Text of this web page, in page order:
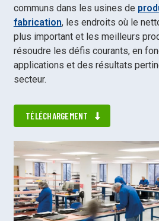
communs dans les usines de
fabrication, les endroits où le
plus important et les meilleurs
résoudre les défis courants, en
applications et des résultats
secteur.
TÉLÉCHARGEMENT